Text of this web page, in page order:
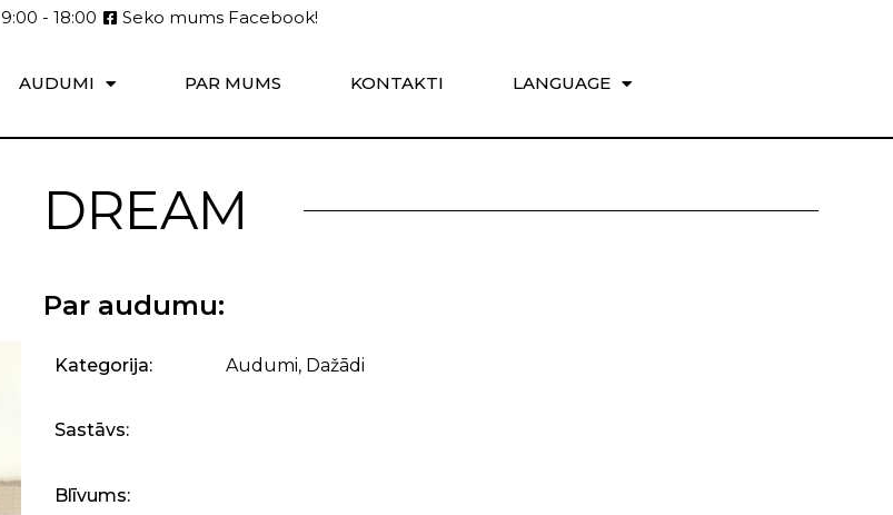
9:00 - 18:00 Seko mums Facebook!
AUDUMI PAR MUMS KONTAKTI LANGUAGE
DREAM
Par audumu:
Kategorija: Audumi, Dažādi
Sastāvs:
Blīvums: